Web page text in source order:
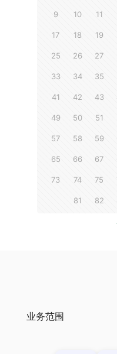
9 10 11
17 18 19
25 26 27
33 34 35
41 42 43
49 50 51
57 58 59
65 66 67
73 74 75
81 82
业务范围